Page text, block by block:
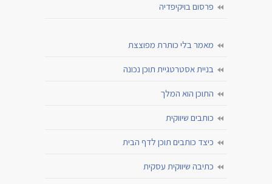
פרסום בויקיפדיה
מאמר בלי כותרת מפוצצת
בניית אסטרטגיית תוכן נכונה
התוכן הוא המלך
כותבים שיווקית
כיצד כותבים תוכן לדף הבית
כתיבה שיווקית עסקית